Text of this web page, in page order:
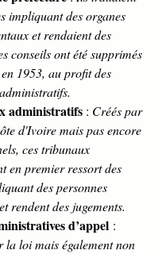
impliquant des organes
et rendaient des
conseils ont été supprimés
1953, au profit des
administratifs : Créés par
d'Ivoire mais pas encore
ces tribunaux
en premier ressort des
des personnes
rendent des jugements.
d’appel :
la loi mais également non